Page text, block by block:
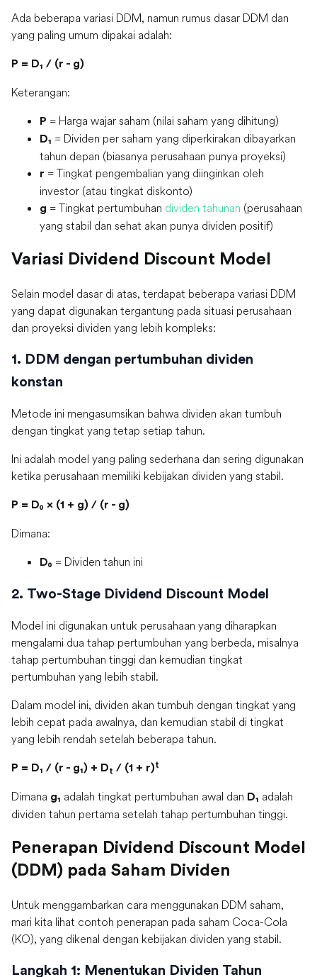
Ada beberapa variasi DDM, namun rumus dasar DDM dan
yang paling umum dipakai adalah:
P = D₁ / (r - g)
Keterangan:
P = Harga wajar saham (nilai saham yang dihitung)
D₁ = Dividen per saham yang diperkirakan dibayarkan
tahun depan (biasanya perusahaan punya proyeksi)
r = Tingkat pengembalian yang diinginkan oleh
investor (atau tingkat diskonto)
g = Tingkat pertumbuhan dividen tahunan (perusahaan
yang stabil dan sehat akan punya dividen positif)
Variasi Dividend Discount Model
Selain model dasar di atas, terdapat beberapa variasi DDM
yang dapat digunakan tergantung pada situasi perusahaan
dan proyeksi dividen yang lebih kompleks:
1. DDM dengan pertumbuhan dividen
konstan
Metode ini mengasumsikan bahwa dividen akan tumbuh
dengan tingkat yang tetap setiap tahun.
Ini adalah model yang paling sederhana dan sering digunakan
ketika perusahaan memiliki kebijakan dividen yang stabil.
P = D₀ × (1 + g) / (r - g)
Dimana:
D₀ = Dividen tahun ini
2. Two-Stage Dividend Discount Model
Model ini digunakan untuk perusahaan yang diharapkan
mengalami dua tahap pertumbuhan yang berbeda, misalnya
tahap pertumbuhan tinggi dan kemudian tingkat
pertumbuhan yang lebih stabil.
Dalam model ini, dividen akan tumbuh dengan tingkat yang
lebih cepat pada awalnya, dan kemudian stabil di tingkat
yang lebih rendah setelah beberapa tahun.
P = D₁ / (r - g₁) + Dₜ / (1 + r)ᵗ
Dimana g₁ adalah tingkat pertumbuhan awal dan D₁ adalah
dividen tahun pertama setelah tahap pertumbuhan tinggi.
Penerapan Dividend Discount Model
(DDM) pada Saham Dividen
Untuk menggambarkan cara menggunakan DDM saham,
mari kita lihat contoh penerapan pada saham Coca-Cola
(KO), yang dikenal dengan kebijakan dividen yang stabil.
Langkah 1: Menentukan Dividen Tahun